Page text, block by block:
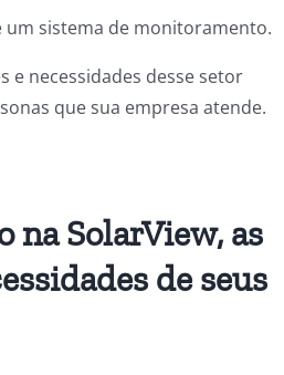
sistema de monitoramento.
e necessidades desse setor
que sua empresa atende.
na SolarView, as
de seus